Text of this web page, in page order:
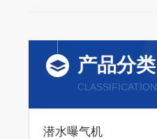
产品分类
CLASSIFICATION
潜水曝气机